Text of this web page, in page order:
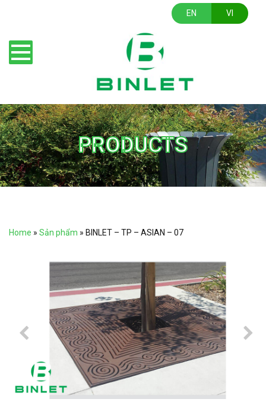
EN VI
PRODUCTS
Home » Sản phẩm » BINLET – TP – ASIAN – 07